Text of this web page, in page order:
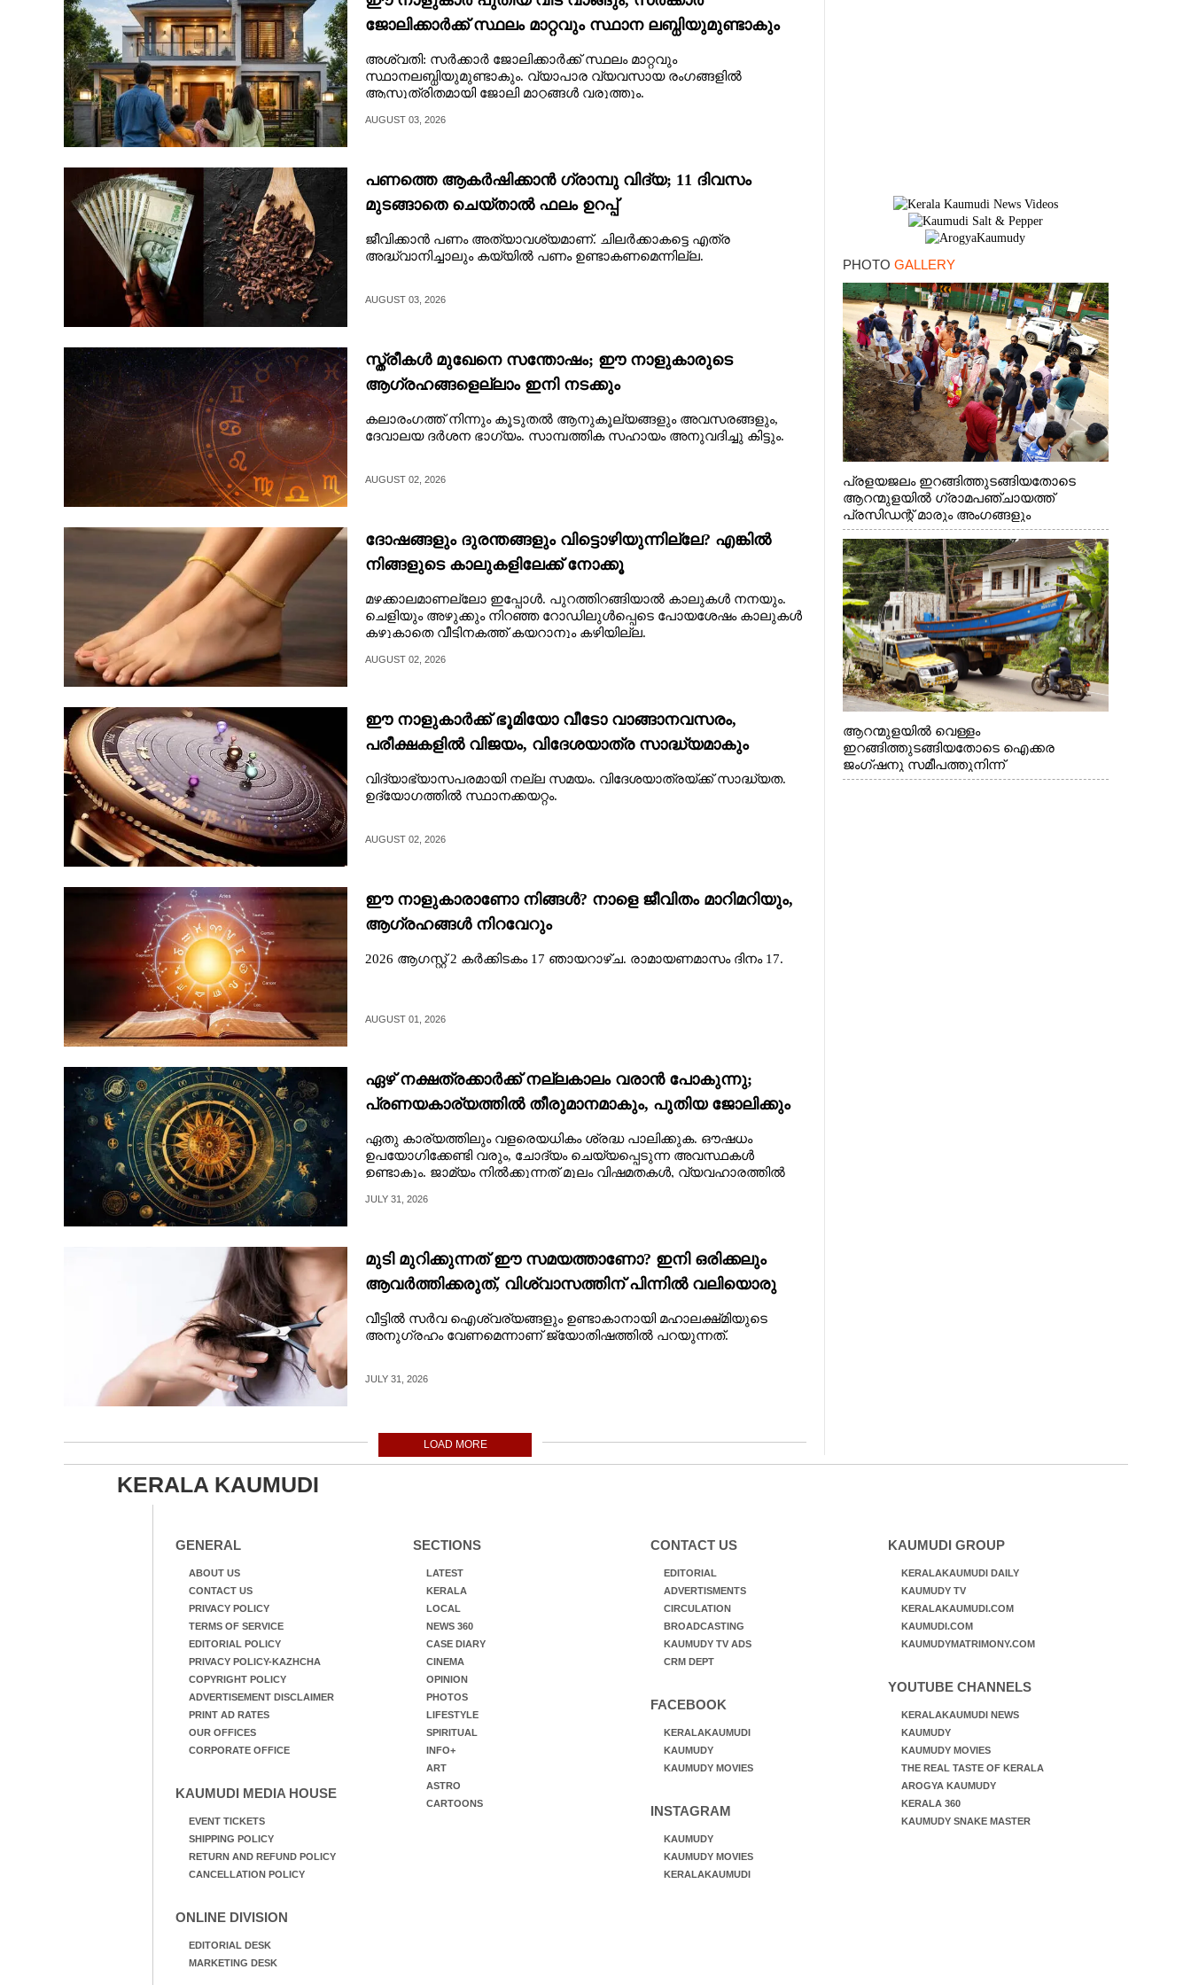
CARTOONS
LITERATURE
CONTACT US
ജോലിക്കാർക്ക് സ്ഥലം മാറ്റവും സ്ഥാന ലബ്ധിയുമുണ്ടാകും
അശ്വതി: സർക്കാർ ജോലിക്കാർക്ക് സ്ഥലം മാറ്റവും
സ്ഥാനലബ്ധിയുമുണ്ടാകും. വ്യാപാര വ്യവസായ രംഗങ്ങളിൽ
ആസൂത്രിതമായി ജോലി മാറ്റങ്ങൾ വരുത്തും.
AUGUST 03, 2026
പണത്തെ ആക‌ർഷിക്കാൻ ഗ്രാമ്പു വിദ്യ; 11 ദിവസം
മുടങ്ങാതെ ചെയ്‌താൽ ഫലം ഉറപ്പ്
ജീവിക്കാൻ പണം അത്യാവശ്യമാണ്. ചിലർക്കാകട്ടെ എത്ര
അദ്ധ്വാനിച്ചാലും കയ്യിൽ പണം ഉണ്ടാകണമെന്നില്ല.
AUGUST 03, 2026
സ്ത്രീകള്‍ മുഖേനെ സന്തോഷം;​ ഈ നാളുകാരുടെ
ആഗ്രഹങ്ങളെല്ലാം ഇനി നടക്കും
കലാരംഗത്ത് നിന്നും കൂടുതല്‍ ആനുകൂല്യങ്ങളും അവസരങ്ങളും,
ദേവാലയ ദര്‍ശന ഭാഗ്യം. സാമ്പത്തിക സഹായം അനുവദിച്ചു കിട്ടും.
AUGUST 02, 2026
ദോഷങ്ങളും ദുരന്തങ്ങളും വിട്ടൊഴിയുന്നില്ലേ? എങ്കിൽ
നിങ്ങളുടെ കാലുകളിലേക്ക് നോക്കൂ
മഴക്കാലമാണല്ലോ ഇപ്പോൾ. പുറത്തിറങ്ങിയാൽ കാലുകൾ നനയും.
ചെളിയും അഴുക്കും നിറഞ്ഞ റോഡിലുൾപ്പെടെ പോയശേഷം കാലുകൾ
കഴുകാതെ വീട്ടിനകത്ത് കയറാനും കഴിയില്ല.
AUGUST 02, 2026
ഈ നാളുകാർക്ക് ഭൂമിയോ വീടോ വാങ്ങാനവസരം,​
പരീക്ഷകളിൽ വിജയം,​ വിദേശയാത്ര സാദ്ധ്യമാകും
വിദ്യാഭ്യാസപരമായി നല്ല സമയം. വിദേശയാത്രയ്ക്ക് സാദ്ധ്യത.
ഉദ്യോഗത്തിൽ സ്ഥാനക്കയറ്റം.
AUGUST 02, 2026
ഈ നാളുകാരാണോ നിങ്ങൾ? നാളെ ജീവിതം മാറിമറിയും,
ആഗ്രഹങ്ങള്‍ നിറവേറും
2026 ആഗസ്റ്റ് 2 കർക്കിടകം 17 ഞായറാഴ്ച. രാമായണമാസം ദിനം 17.
AUGUST 01, 2026
ഏഴ് നക്ഷത്രക്കാർക്ക് നല്ലകാലം വരാൻ പോകുന്നു;
പ്രണയകാര്യത്തിൽ തീരുമാനമാകും, പുതിയ ജോലിക്കും
സാദ്ധ്യത
ഏതു കാര്യത്തിലും വളരെയധികം ശ്രദ്ധ പാലിക്കുക. ഔഷധം
ഉപയോഗിക്കേണ്ടി വരും, ചോദ്യം ചെയ്യപ്പെടുന്ന അവസ്ഥകള്‍
ഉണ്ടാകും. ജാമ്യം നില്‍ക്കുന്നത് മൂലം വിഷമതകള്‍, വ്യവഹാരത്തില്‍
JULY 31, 2026
മുടി മുറിക്കുന്നത് ഈ സമയത്താണോ? ഇനി ഒരിക്കലും
ആവർത്തിക്കരുത്, വിശ്വാസത്തിന് പിന്നിൽ വലിയൊരു
കാരണമുണ്ട്
വീട്ടിൽ സർവ ഐശ്വര്യങ്ങളും ഉണ്ടാകാനായി മഹാലക്ഷ്‌മിയുടെ
അനുഗ്രഹം വേണമെന്നാണ് ജ്യോതിഷത്തിൽ പറയുന്നത്.
JULY 31, 2026
LOAD MORE
PHOTO GALLERY
പ്രളയജലം ഇറങ്ങിത്തുടങ്ങിയതോടെ
ആറന്മുളയിൽ ഗ്രാമപഞ്ചായത്ത്
പ്രസിഡന്റ് മാരും അംഗങ്ങളും
രാഷ്ട്രീയപ്രവത്തകരും അടങ്ങുന്ന സംഘം
റോഡിൽ അടിഞ്ഞ് കൂടിയ ചെളിയും മണ്ണും
മറ്റ് മാലിന്യങ്ങളും നീക്കം ചെയ്യുന്നു.
ആറന്മുളയിൽ വെള്ളം
ഇറങ്ങിത്തുടങ്ങിയതോടെ ഐക്കര
ജംഗ്ഷനു സമീപത്തുനിന്ന്
രക്ഷാപ്രവർത്തനത്തിന് കൊല്ലത്ത് നിന്ന്
KERALA KAUMUDI
GENERAL
ABOUT US
CONTACT US
PRIVACY POLICY
TERMS OF SERVICE
EDITORIAL POLICY
PRIVACY POLICY-KAZHCHA
COPYRIGHT POLICY
ADVERTISEMENT DISCLAIMER
PRINT AD RATES
OUR OFFICES
CORPORATE OFFICE
KAUMUDI MEDIA HOUSE
EVENT TICKETS
SHIPPING POLICY
RETURN AND REFUND POLICY
CANCELLATION POLICY
ONLINE DIVISION
EDITORIAL DESK
MARKETING DESK
SECTIONS
LATEST
KERALA
LOCAL
NEWS 360
CASE DIARY
CINEMA
OPINION
PHOTOS
LIFESTYLE
SPIRITUAL
INFO+
ART
ASTRO
CARTOONS
CONTACT US
EDITORIAL
ADVERTISMENTS
CIRCULATION
BROADCASTING
KAUMUDY TV ADS
CRM DEPT
FACEBOOK
KERALAKAUMUDI
KAUMUDY
KAUMUDY MOVIES
INSTAGRAM
KAUMUDY
KAUMUDY MOVIES
KERALAKAUMUDI
KAUMUDI GROUP
KERALAKAUMUDI DAILY
KAUMUDY TV
KERALAKAUMUDI.COM
KAUMUDI.COM
KAUMUDYMATRIMONY.COM
YOUTUBE CHANNELS
KERALAKAUMUDI NEWS
KAUMUDY
KAUMUDY MOVIES
THE REAL TASTE OF KERALA
AROGYA KAUMUDY
KERALA 360
KAUMUDY SNAKE MASTER